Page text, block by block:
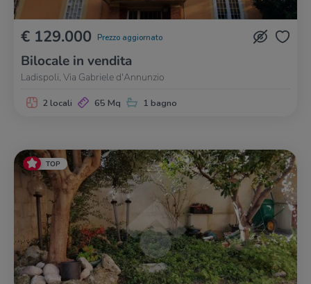
€ 129.000 Prezzo aggiornato
Bilocale in vendita
Ladispoli, Via Gabriele d'Annunzio
2 locali 65 Mq 1 bagno
TOP